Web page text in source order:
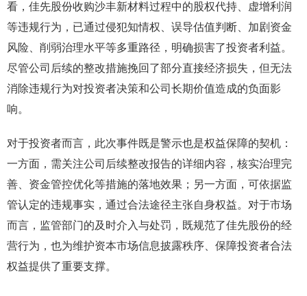
看，佳先股份收购沙丰新材料过程中的股权代持、虚增利润
等违规行为，已通过侵犯知情权、误导估值判断、加剧资金
风险、削弱治理水平等多重路径，明确损害了投资者利益。
尽管公司后续的整改措施挽回了部分直接经济损失，但无法
消除违规行为对投资者决策和公司长期价值造成的负面影
响。
对于投资者而言，此次事件既是警示也是权益保障的契机：
一方面，需关注公司后续整改报告的详细内容，核实治理完
善、资金管控优化等措施的落地效果；另一方面，可依据监
管认定的违规事实，通过合法途径主张自身权益。对于市场
而言，监管部门的及时介入与处罚，既规范了佳先股份的经
营行为，也为维护资本市场信息披露秩序、保障投资者合法
权益提供了重要支撑。